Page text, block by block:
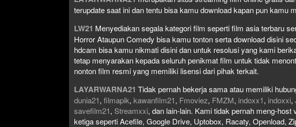
terupdate saat ini dan tentu bisa kamu download kapan pun kamu
LW21 Menyediakan segala kategori film seperti film asia terbaru
Horror Ataupun Comedy bisa kamu tonton serta download disini
hdcam bisa kamu nikmati disini dan untuk resolusi yang kami
tetap menyarakan kepada seluruh penikmat film untuk tidak
nonton film resmi yang memiliki lisensi dari pihak terkait.
LAYARWARNA21 Tidak pernah bekerja sama atau memiliki
dunia21, filmapik, kawanfilm21, Fmoviez, FMZM, indoxx1, indoxxi,
savefilm21, Streamxxi, dan lain-lain. Kami tidak pernah meng-host
ketiga seperti Acefile, Google Drive, Uptobox, Racaty, Openload,